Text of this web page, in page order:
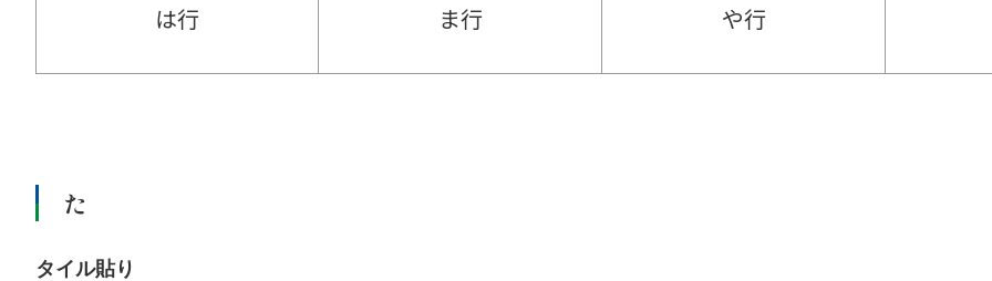
は行 ま行 や行
た
タイル貼り